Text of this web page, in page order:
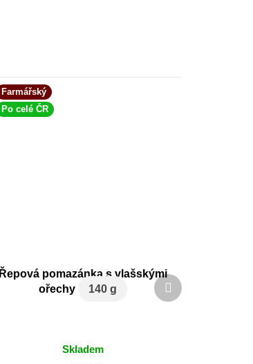
Farmářský
Po celé ČR
Řepová pomazánka s vlašskými
ořechy
140 g
Skladem
Další
produkt